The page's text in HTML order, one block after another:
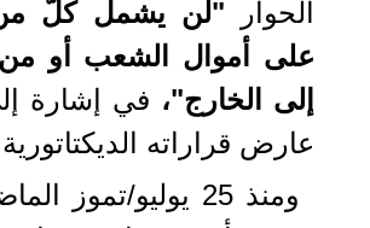
الحوار "لن يشمل كلّ
على أموال الشعب أو من
إلى الخارج"، في إشارة
عارض قراراته
ومنذ 25 يوليو/تموز